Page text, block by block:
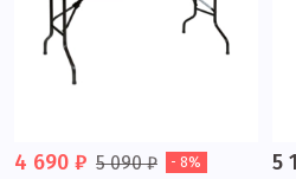
4 690 ₽ 5 090 ₽ - 8% 5